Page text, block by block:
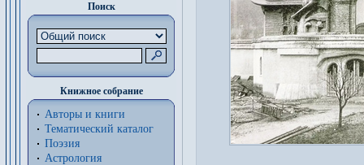
Поиск
Книжное собрание
Авторы и книги
Тематический каталог
Поэзия
Астрология